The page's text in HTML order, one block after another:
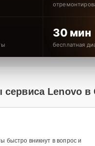
30 мин
бесплатная
сервиса Lenovo в
быстро вникнут в вопрос и